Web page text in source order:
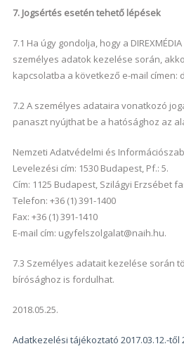
7. Jogsértés esetén tehető lépések
7.1 Ha úgy gondolja, hogy a
személyes adatok kezelése során,
kapcsolatba a következő e-mail címen:
7.2 A személyes adataira vonatkozó
panaszt nyújthat be a hatósághoz az
Nemzeti Adatvédelmi és
Levelezési cím: 1530 Budapest, Pf.: 5.
Cím: 1125 Budapest, Szilágyi Erzsébet
Telefon: +36 (1) 391-1400
Fax: +36 (1) 391-1410
E-mail cím: ugyfelszolgalat@naih.hu.
7.3 Személyes adatait kezelése során
bírósághoz is fordulhat.
2018.05.25.
Adatkezelési tájékoztató 2017.03.12.-től